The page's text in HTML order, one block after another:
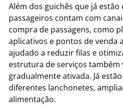
Além dos guichês que já
passageiros contam com
compra de passagens, como
aplicativos e pontos de venda
ajudado a reduzir filas e
estrutura de serviços também
gradualmente ativada. Já
diferentes lanchonetes,
alimentação.